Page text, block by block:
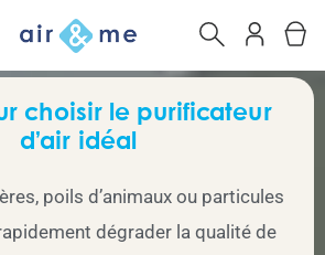
choisir le purificateur
d’air idéal
poils d’animaux ou particules
dégrader la qualité de